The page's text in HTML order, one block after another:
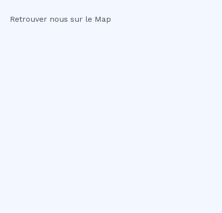
Retrouver nous sur le Map